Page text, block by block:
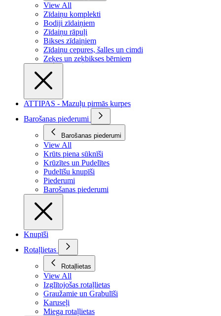
View All
Zīdaiņu komplekti
Bodiji zīdaiņiem
Zīdaiņu rāpuļi
Bikses zīdaiņiem
Zīdaiņu cepures, šalles un cimdi
Zeķes un zeķbikses bērniem
ATTIPAS - Mazuļu pirmās kurpes
Barošanas piederumi
Barošanas piederumi
View All
Krūts piena sūknīši
Krūzītes un Pudelītes
Pudelīšu knupīši
Piederumi
Barošanas piederumi
Knupīši
Rotaļlietas
Rotaļlietas
View All
Izglītojošas rotaļlietas
Graužamie un Grabulīši
Karuseļi
Miega rotaļlietas